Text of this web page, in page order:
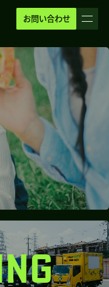
お問い合わせ